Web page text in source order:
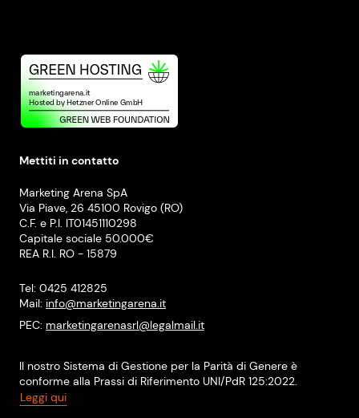
Mettiti in contatto
Marketing Arena SpA
Via Piave, 26 45100 Rovigo (RO)
C.F. e P.I. IT01451110298
Capitale sociale 50.000€
REA R.I. RO - 15879
Tel: 0425 412825
Mail: info@marketingarena.it
PEC: marketingarenasrl@legalmail.it
Il nostro Sistema di Gestione per la Parità di Genere è
conforme alla Prassi di Riferimento UNI/PdR 125:2022.
Leggi qui